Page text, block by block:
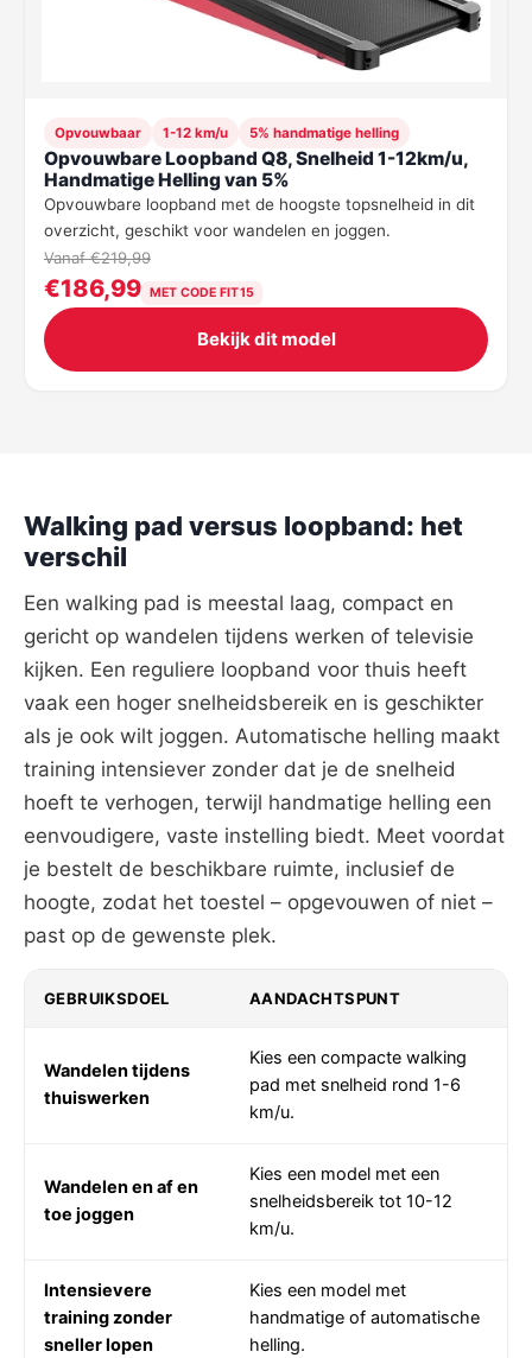
Opvouwbaar 1-12 km/u 5% handmatige helling
Opvouwbare Loopband Q8, Snelheid 1-12km/u,
Handmatige Helling van 5%
Opvouwbare loopband met de hoogste topsnelheid in dit
overzicht, geschikt voor wandelen en joggen.
Vanaf €219,99
€186,99 MET CODE FIT15
Bekijk dit model
Walking pad versus loopband: het
verschil
Een walking pad is meestal laag, compact en
gericht op wandelen tijdens werken of televisie
kijken. Een reguliere loopband voor thuis heeft
vaak een hoger snelheidsbereik en is geschikter
als je ook wilt joggen. Automatische helling maakt
training intensiever zonder dat je de snelheid
hoeft te verhogen, terwijl handmatige helling een
eenvoudigere, vaste instelling biedt. Meet voordat
je bestelt de beschikbare ruimte, inclusief de
hoogte, zodat het toestel – opgevouwen of niet –
past op de gewenste plek.
GEBRUIKSDOEL AANDACHTSPUNT
Wandelen tijdens
thuiswerken
Kies een compacte walking
pad met snelheid rond 1-6
km/u.
Wandelen en af en
toe joggen
Kies een model met een
snelheidsbereik tot 10-12
km/u.
Intensievere
training zonder
sneller lopen
Kies een model met
handmatige of automatische
helling.